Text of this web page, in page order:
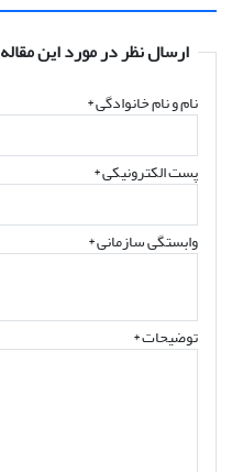
ارسال نظر در مورد این مقاله
نام و نام خانوادگی*
پست الکترونیکی*
وابستگی سازمانی *
توضیحات *